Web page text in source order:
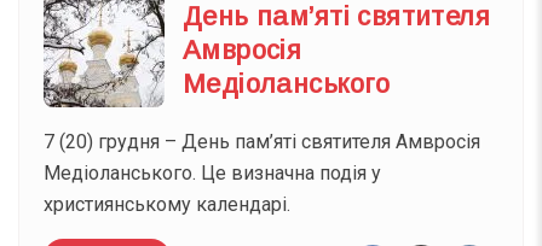
День пам’яті святителя
Амвросія
Медіоланського
7 (20) грудня – День пам’яті святителя Амвросія
Медіоланського. Це визначна подія у
християнському календарі.